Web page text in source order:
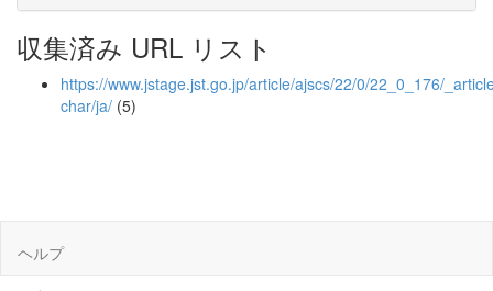
収集済み URL リスト
https://www.jstage.jst.go.jp/article/ajscs/22/0/22_0_176/
char/ja/ (5)
ヘルプ